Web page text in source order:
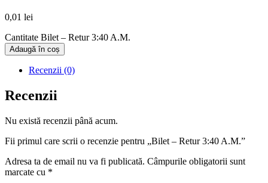
0,01 lei
Cantitate Bilet – Retur 3:40 A.M.
Adaugă în coș
Recenzii (0)
Recenzii
Nu există recenzii până acum.
Fii primul care scrii o recenzie pentru „Bilet – Retur 3:40 A.M.”
Adresa ta de email nu va fi publicată. Câmpurile obligatorii sunt
marcate cu *